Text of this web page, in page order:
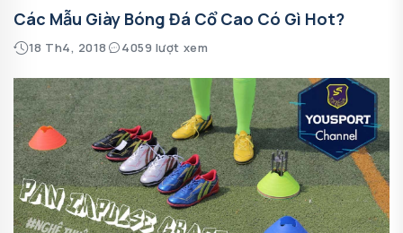
Các Mẫu Giày Bóng Đá Cổ Cao Có Gì Hot?
18 Th4, 2018 4059 lượt xem